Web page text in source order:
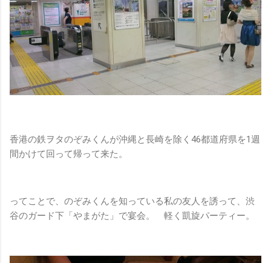
香港の鉄ヲタのぞみくんが沖縄と長崎を除く46都道府県を1週
間かけて回って帰って来た。
ってことで、のぞみくんを知っている私の友人を誘って、渋
谷のガード下「やまがた」で宴会。 軽く凱旋パーティー。